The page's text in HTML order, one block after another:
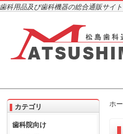
歯科用品及び歯科機器の総合通販サイト
ホ
カテゴリ
歯科院向け